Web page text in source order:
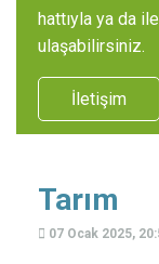
hattıyla ya da
ulaşabilirsiniz.
İletişim
Tarım
07 Ocak 2025,